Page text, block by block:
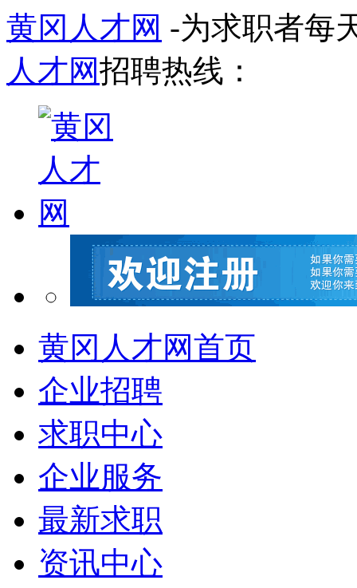
黄冈人才网 -为求职者每
人才网招聘热线：
黄冈人才网首页
企业招聘
求职中心
企业服务
最新求职
资讯中心